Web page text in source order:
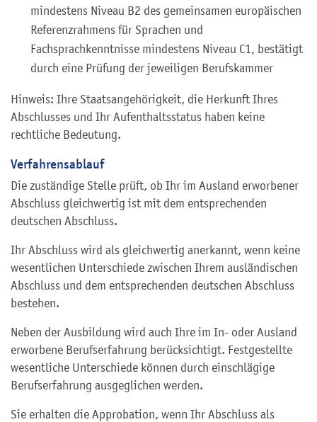
mindestens Niveau B2 des gemeinsamen europäischen
Referenzrahmens für Sprachen und
Fachsprachkenntnisse mindestens Niveau C1, bestätigt
durch eine Prüfung der jeweiligen Berufskammer
Hinweis: Ihre Staatsangehörigkeit, die Herkunft Ihres
Abschlusses und Ihr Aufenthaltsstatus haben keine
rechtliche Bedeutung.
Verfahrensablauf
Die zuständige Stelle prüft, ob Ihr im Ausland erworbener
Abschluss gleichwertig ist mit dem entsprechenden
deutschen Abschluss.
Ihr Abschluss wird als gleichwertig anerkannt, wenn keine
wesentlichen Unterschiede zwischen Ihrem ausländischen
Abschluss und dem entsprechenden deutschen Abschluss
bestehen.
Neben der Ausbildung wird auch Ihre im In- oder Ausland
erworbene Berufserfahrung berücksichtigt. Festgestellte
wesentliche Unterschiede können durch einschlägige
Berufserfahrung ausgeglichen werden.
Sie erhalten die Approbation, wenn Ihr Abschluss als